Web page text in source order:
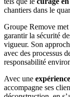
chantiers dans le
Groupe Remove
garantir la sécurité
vigueur. Son
avec des processus
responsabilité
Avec une
accompagne ses